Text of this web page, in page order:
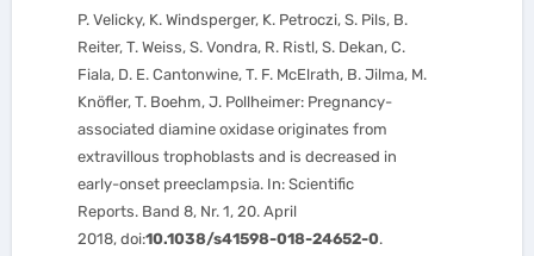
P. Velicky, K. Windsperger, K. Petroczi, S. Pils, B.
Reiter, T. Weiss, S. Vondra, R. Ristl, S. Dekan, C.
Fiala, D. E. Cantonwine, T. F. McElrath, B. Jilma, M.
Knöfler, T. Boehm, J. Pollheimer: Pregnancy-
associated diamine oxidase originates from
extravillous trophoblasts and is decreased in
early-onset preeclampsia. In: Scientific
Reports. Band 8, Nr. 1, 20. April
2018, doi:10.1038/s41598-018-24652-0.